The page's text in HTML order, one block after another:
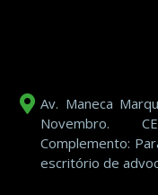
Av. Maneca
Novembro.
Complemento:
escritório de